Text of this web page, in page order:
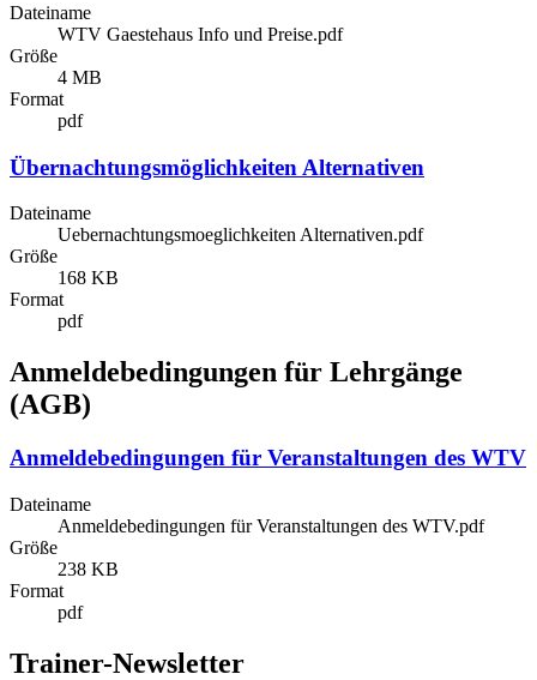
Dateiname
WTV Gaestehaus Info und Preise.pdf
Größe
4 MB
Format
pdf
Übernachtungsmöglichkeiten Alternativen
Dateiname
Uebernachtungsmoeglichkeiten Alternativen.pdf
Größe
168 KB
Format
pdf
Anmeldebedingungen für Lehrgänge
(AGB)
Anmeldebedingungen für Veranstaltungen des WTV
Dateiname
Anmeldebedingungen für Veranstaltungen des WTV.pdf
Größe
238 KB
Format
pdf
Trainer-Newsletter